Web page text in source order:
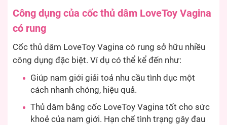
Công dụng của cốc thủ dâm LoveToy Vagina
có rung
Cốc thủ dâm LoveToy Vagina có rung sở hữu nhiều
công dụng đặc biệt. Ví dụ có thể kể đến như:
Giúp nam giới giải toả nhu cầu tình dục một
cách nhanh chóng, hiệu quả.
Thủ dâm bằng cốc LoveToy Vagina tốt cho sức
khoẻ của nam giới. Hạn chế tình trạng gây đau